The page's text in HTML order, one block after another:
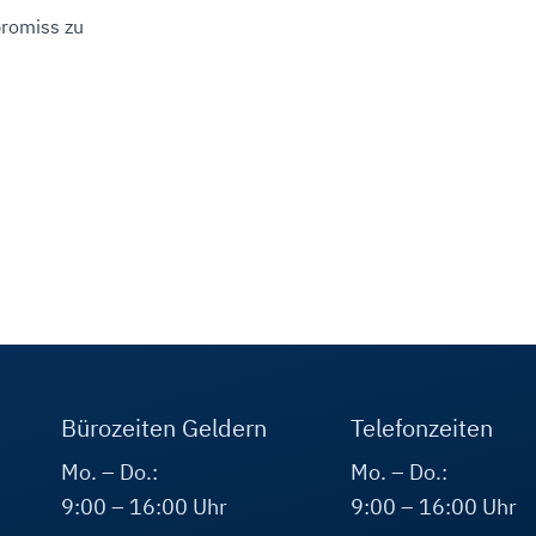
zu
Bürozeiten Geldern
Mo. – Do.:
9:00 – 16:00 Uhr
Telefonzeiten
Mo. – Do.:
9:00 – 16:00 Uhr